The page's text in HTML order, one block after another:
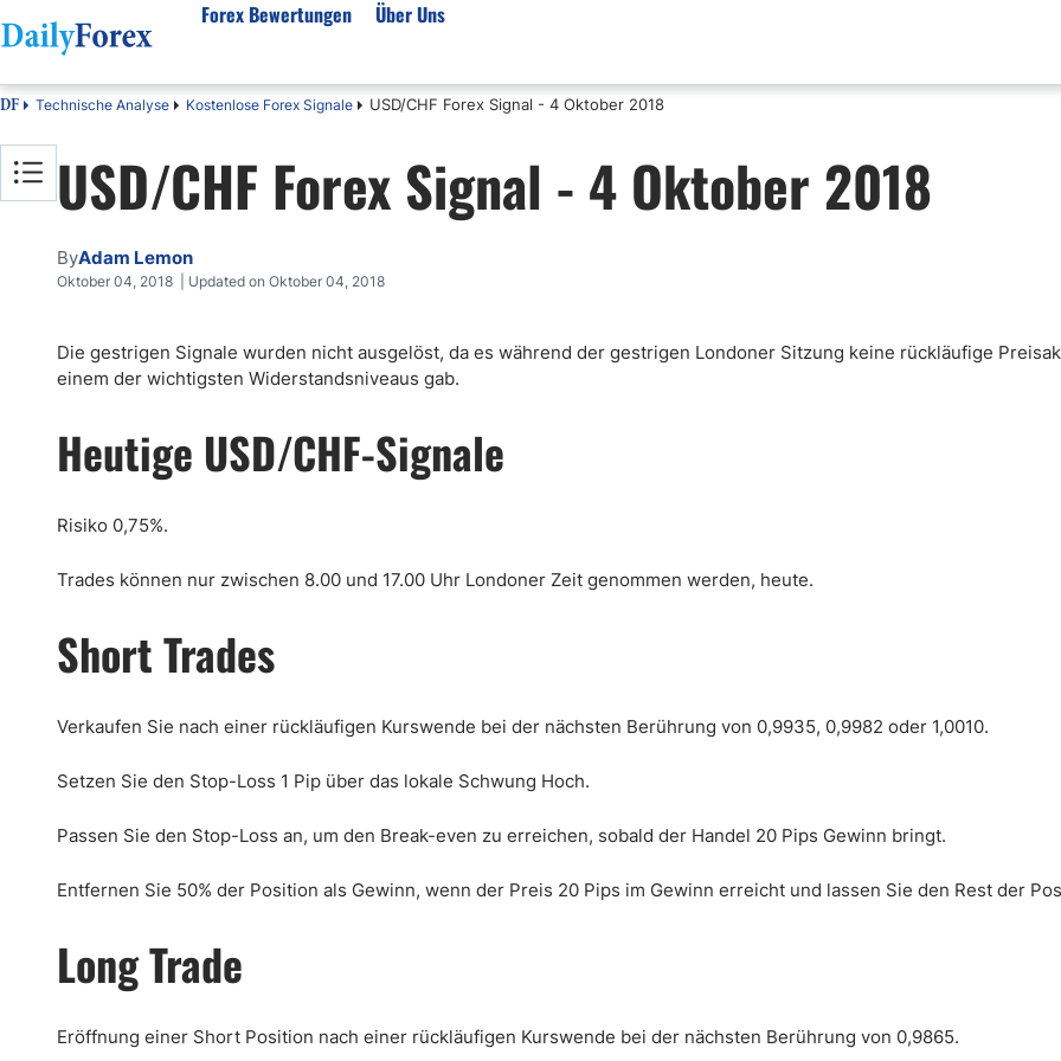
Forex Bewertungen
FX Broker Bewertungen
Automatischer Forex Handel
Forex Broker Wählen
Mehr unter Rezensionen
Vollständige Brokerliste
Forex News
Technische Analyse
Nozioni Di Base Forex
Regolamentazione
EUR-USD
GBP-USD
Über Uns
Über uns
Redaktionelle Richtlinien
Wie wir Geld verdienen
Unsere Methodik
Warum uns vertrauen?
DF Technische Analyse Kostenlose Forex Signale USD/CHF Forex Signal - 4 Oktober 2018
USD/CHF Forex Signal - 4 Oktober 2018
ByAdam Lemon
Oktober 04, 2018 | Updated on Oktober 04, 2018
Die gestrigen Signale wurden nicht ausgelöst, da es während der gestrigen Londoner Sitzung keine rückläufige
einem der wichtigsten Widerstandsniveaus gab.
Heutige USD/CHF-Signale
Risiko 0,75%.
Trades können nur zwischen 8.00 und 17.00 Uhr Londoner Zeit genommen werden, heute.
Short Trades
Verkaufen Sie nach einer rückläufigen Kurswende bei der nächsten Berührung von 0,9935, 0,9982 oder 1,0010.
Setzen Sie den Stop-Loss 1 Pip über das lokale Schwung Hoch.
Passen Sie den Stop-Loss an, um den Break-even zu erreichen, sobald der Handel 20 Pips Gewinn bringt.
Entfernen Sie 50% der Position als Gewinn, wenn der Preis 20 Pips im Gewinn erreicht und lassen Sie den Rest der
Long Trade
Eröffnung einer Short Position nach einer rückläufigen Kurswende bei der nächsten Berührung von 0,9865.